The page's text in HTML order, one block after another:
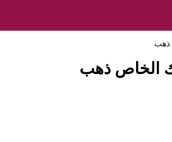
ذهب
الخاص ذهب